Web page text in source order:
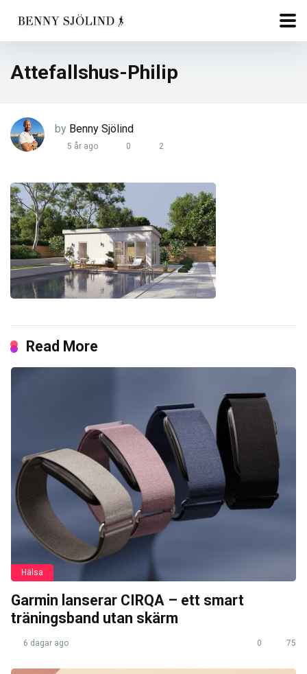
Attefallshus-Philip
by Benny Sjölind
5 år ago 0 2
Read More
Hälsa
Garmin lanserar CIRQA – ett smart
träningsband utan skärm
6 dagar ago 0 75